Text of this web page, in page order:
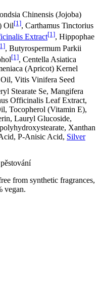
Chinensis (Jojoba)
Oil[1], Carthamus Tinctorius
Extract[1], Hippophae
, Butyrospermum Parkii
[1], Centella Asiatica
(Apricot) Kernel
Vitis Vinifera Seed
Stearate Se, Mangifera
Officinalis Leaf Extract,
Tocopherol (Vitamin E),
Lauryl Glucoside,
Xanthan
P-Anisic Acid, Silver
from synthetic fragrances,
vegan.